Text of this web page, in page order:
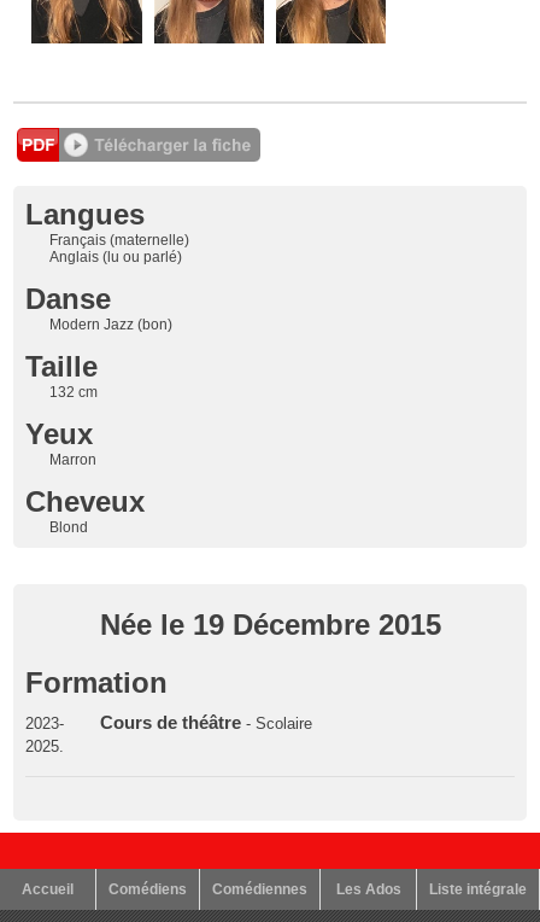
Langues
Français (maternelle)
Anglais (lu ou parlé)
Danse
Modern Jazz (bon)
Taille
132 cm
Yeux
Marron
Cheveux
Blond
Née le 19 Décembre 2015
Formation
2023-
2025.
Cours de théâtre - Scolaire
Accueil Comédiens Comédiennes Les Ados Liste intégrale